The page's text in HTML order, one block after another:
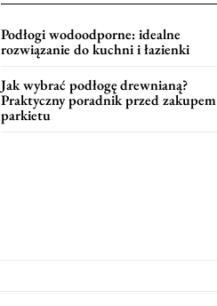
Podłogi wodoodporne: idealne
rozwiązanie do kuchni i łazienki
Jak wybrać podłogę drewnianą?
Praktyczny poradnik przed zakupem
parkietu